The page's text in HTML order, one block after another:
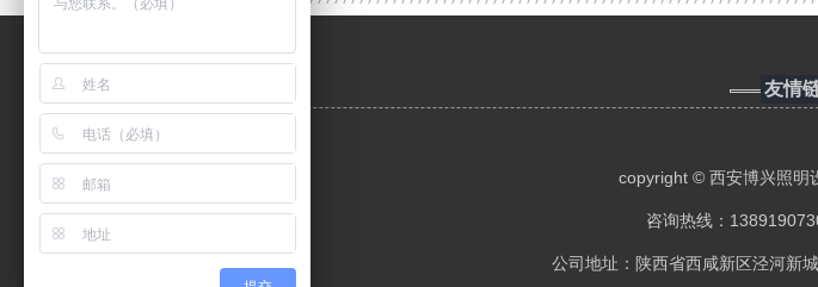
友情
copyright © 西安博兴照明
咨询热线：
公司地址：陕西省西咸新区泾河新